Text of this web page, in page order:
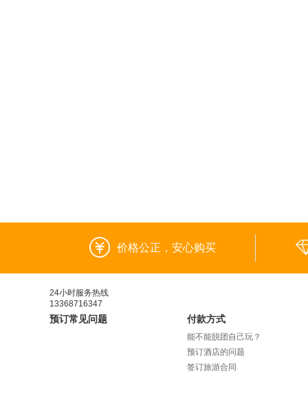
价格公正，安心购买
24小时服务热线
13368716347
预订常见问题 付款方式
能不能脱团自己玩？
预订酒店的问题
签订旅游合同